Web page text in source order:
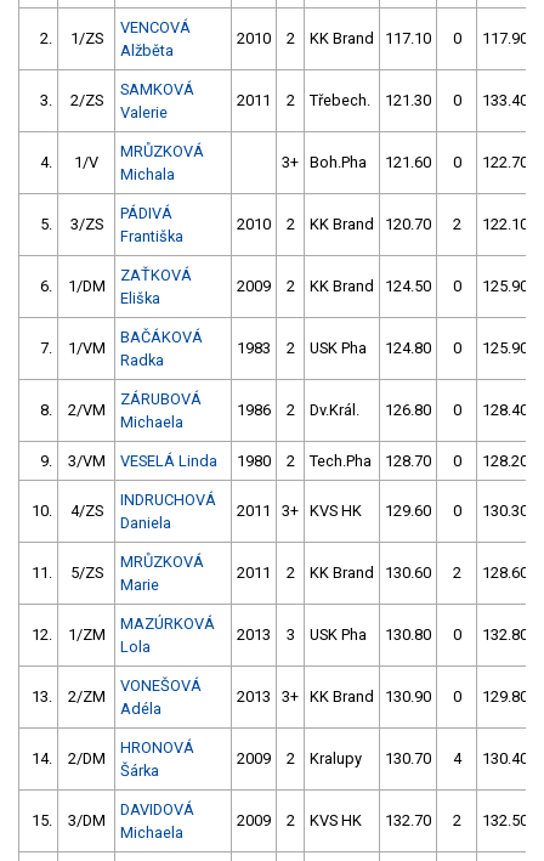
2. 1/ZS
VENCOVÁ
Alžběta
2010 2 KK Brand 117.10 0 117.90
3. 2/ZS
SAMKOVÁ
Valerie
2011 2 Třebech. 121.30 0 133.40
4. 1/V
MRŮZKOVÁ
Michala
3+ Boh.Pha 121.60 0 122.70
5. 3/ZS
PÁDIVÁ
Františka
2010 2 KK Brand 120.70 2 122.10
6. 1/DM
ZAŤKOVÁ
Eliška
2009 2 KK Brand 124.50 0 125.90
7. 1/VM
BAČÁKOVÁ
Radka
1983 2 USK Pha 124.80 0 125.90
8. 2/VM
ZÁRUBOVÁ
Michaela
1986 2 Dv.Král. 126.80 0 128.40
9. 3/VM VESELÁ Linda 1980 2 Tech.Pha 128.70 0 128.20
10. 4/ZS
INDRUCHOVÁ
Daniela
2011 3+ KVS HK 129.60 0 130.30
11. 5/ZS
MRŮZKOVÁ
Marie
2011 2 KK Brand 130.60 2 128.60
12. 1/ZM
MAZÚRKOVÁ
Lola
2013 3 USK Pha 130.80 0 132.80
13. 2/ZM
VONEŠOVÁ
Adéla
2013 3+ KK Brand 130.90 0 129.80
14. 2/DM
HRONOVÁ
Šárka
2009 2 Kralupy 130.70 4 130.40
15. 3/DM
DAVIDOVÁ
Michaela
2009 2 KVS HK 132.70 2 132.50